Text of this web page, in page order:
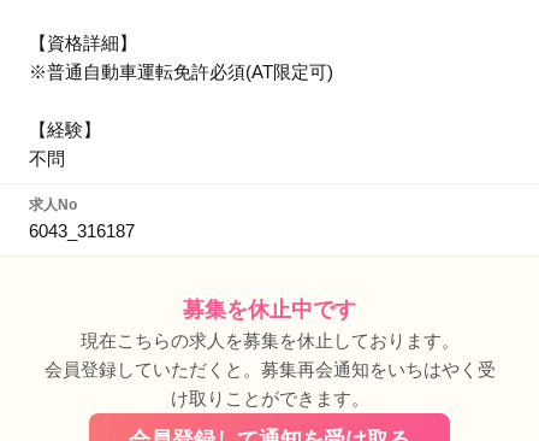
【資格詳細】
※普通自動車運転免許必須(AT限定可)
【経験】
不問
求人No
6043_316187
募集を休止中です
現在こちらの求人を募集を休止しております。
会員登録していただくと。募集再会通知をいちはやく受
け取りことができます。